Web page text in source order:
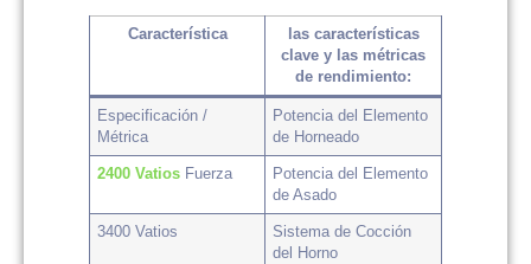
Característica
las características
clave y las métricas
de rendimiento:
Especificación /
Métrica
Potencia del Elemento
de Horneado
2400 Vatios Fuerza
Potencia del Elemento
de Asado
3400 Vatios
Sistema de Cocción
del Horno